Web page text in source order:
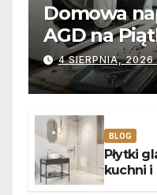
Domowa
AGD na
usterek
4 SIERPNIA, 2026
BLOG
Płytki
kuchni i